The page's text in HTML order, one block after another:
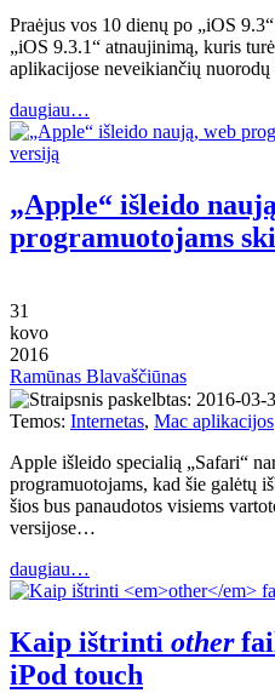
Praėjus vos 10 dienų po „iOS
„iOS 9.3.1“ atnaujinimą, kuris
aplikacijose neveikiančių
daugiau…
„Apple“ išleido
programuotojams
31
kovo
2016
Ramūnas Blavaščiūnas
Temos: Internetas, Mac aplikacijos
Apple išleido specialią „Safari“
programuotojams, kad šie galėtų
šios bus panaudotos visiems
versijose…
daugiau…
Kaip ištrinti other
iPod touch